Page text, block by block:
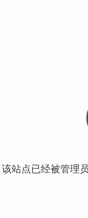
站点已经被管理